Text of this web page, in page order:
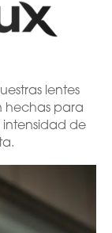
lentes
hechas para
intensidad de